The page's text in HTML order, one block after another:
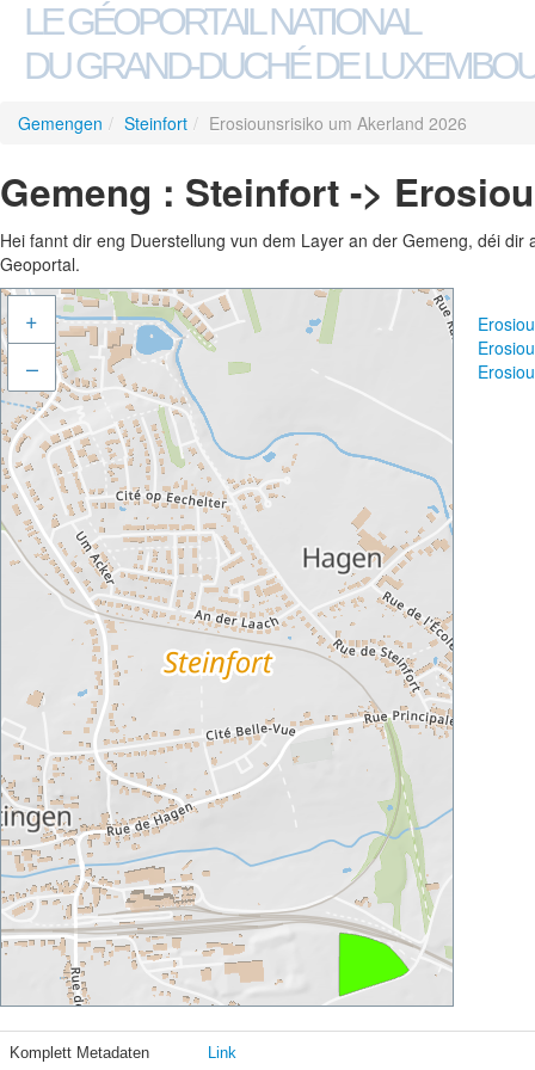
LE GÉOPORTAIL NATIONAL
DU GRAND-DUCHÉ DE
Gemengen / Steinfort / Erosiounsrisiko um Akerland 2026
Gemeng : Steinfort ->
Hei fannt dir eng Duerstellung vun dem Layer an der Gemeng, déi
Geoportal.
+
–
Komplett Metadaten Link